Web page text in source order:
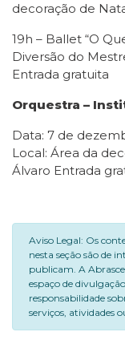
decoração de
19h – Ballet “O
Diversão do
Entrada gratuita
Orquestra –
Data: 7 de
Local: Área da
Álvaro Entrada
Aviso Legal: Os
nesta seção são de
publicam. A
espaço de
responsabilidade
serviços, atividades